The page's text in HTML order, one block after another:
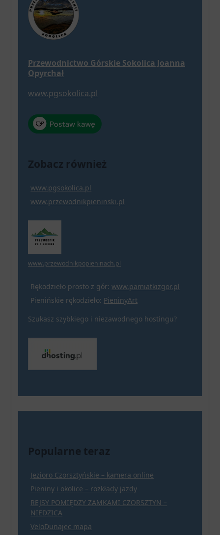
Przewodnictwo Górskie Sokolica Joanna
Opyrchał
www.pgsokolica.pl
Zobacz również
www.pgsokolica.pl
www.przewodnikpieninski.pl
www.przewodnikpopieninach.pl
Rękodzieło prosto z gór:www.pamiatkizgor.pl
Pienińskie rękodzieło: PieninyArt
Szukasz szybkiego i niezawodnego hostingu?
Popularne teraz
Jezioro Czorsztyńskie – kamera online
Pieniny i okolice – rozkłady jazdy
REJSY POMIĘDZY ZAMKAMI CZORSZTYN –
NIEDZICA
VeloDunajec mapa